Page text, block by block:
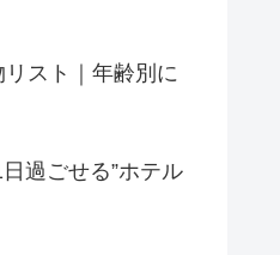
スト｜年齢別に
日過ごせる”ホテル